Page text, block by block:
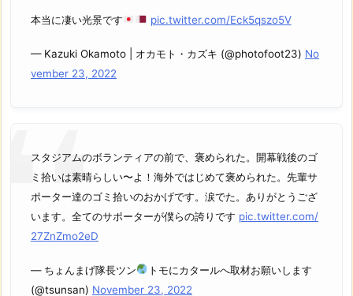
本当に凄い光景です pic.twitter.com/Eck5qszo5V
— Kazuki Okamoto | オカモト・カズキ (@photofoot23) No
vember 23, 2022
スタジアムのボランティアの前で、褒められた。開幕戦後のゴ
ミ拾いは素晴らしい〜よ！海外ではじめて褒められた。先輩サ
ポーター達のゴミ拾いのおかげです。涙でた。ありがとうござ
います。全てのサポーターが僕らの誇りです pic.twitter.com/
27ZnZmo2eD
— ちょんまげ隊長ツン
トモにカタールへ取材お願いします
(@tsunsan) November 23, 2022